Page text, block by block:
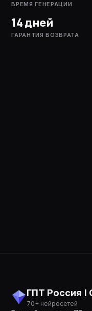
ВРЕМЯ ГЕНЕРАЦИИ
14 дней
ГАРАНТИЯ ВОЗВРАТА
ГПТ Россия |
70+ нейросетей